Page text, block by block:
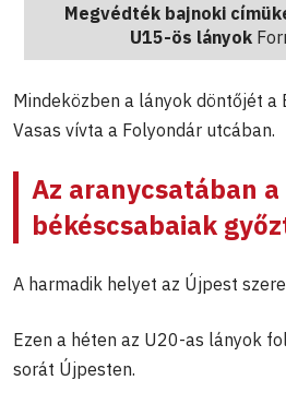
Megvédték bajnoki
U15-ös lányok
Mindeközben a lányok döntőjét a
Vasas vívta a Folyondár utcában.
Az aranycsatában
békéscsabaiak
A harmadik helyet az Újpest
Ezen a héten az U20-as lányok
sorát Újpesten.